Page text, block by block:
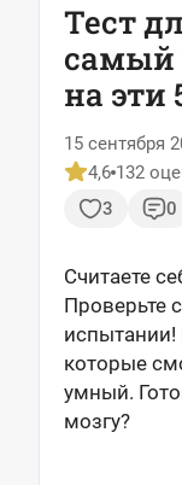
Тест
самый
на эти
15 сентября
4,6 132
3
0
Считаете
Проверьте
которые
умный.
мозгу?